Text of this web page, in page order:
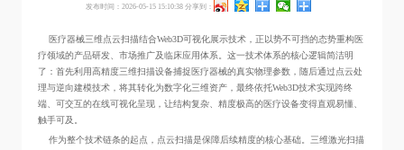
发布时间：2026-05-15 15:10:38分享到：
医疗器械三维点云扫描结合Web3D可视化展示技术，正以势不可挡的态势重构医
疗领域的产品研发、市场推广及临床应用体系。这一技术体系的核心逻辑简洁明
了：首先利用高精度三维扫描设备捕捉医疗器械的真实物理参数，随后通过点云处
理与逆向建模技术，将其转化为数字化三维资产，最终依托Web3D技术实现跨终
端、可交互的在线可视化呈现，让结构复杂、精度极高的医疗设备变得直观易懂、
触手可及。
作为整个技术链条的起点，点云扫描是保障后续精度的核心基础。三维激光扫描